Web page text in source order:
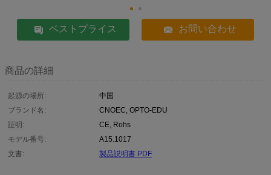
ベストプライス お問い合わせ
商品の詳細
起源の場所:
中国
ブランド名:
CNOEC, OPTO-EDU
証明:
CE, Rohs
モデル番号:
A15.1017
文書:
製品説明書 PDF